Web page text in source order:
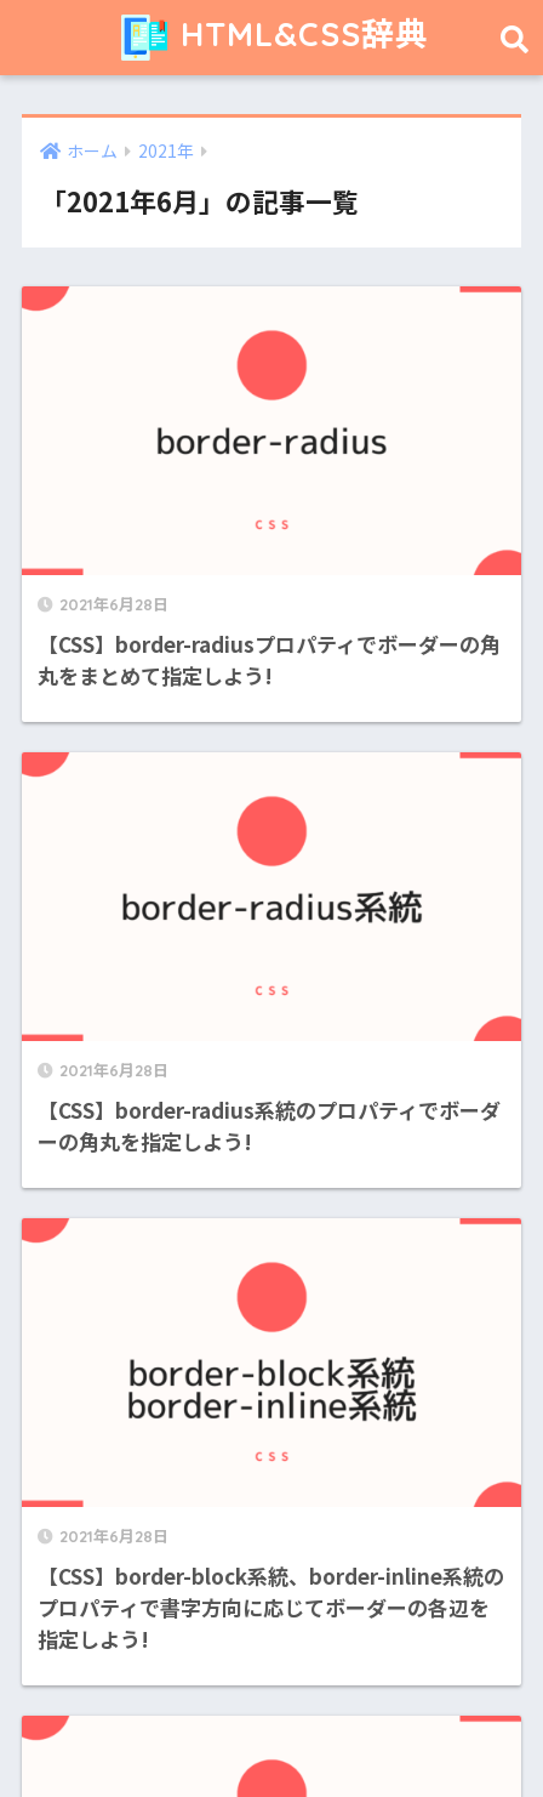
HTML&CSS辞典
ホーム 2021年
「2021年6月」の記事一覧
2021年6月28日
【CSS】border-radiusプロパティでボーダーの角
丸をまとめて指定しよう!
2021年6月28日
【CSS】border-radius系統のプロパティでボーダ
ーの角丸を指定しよう!
2021年6月28日
【CSS】border-block系統、border-inline系統の
プロパティで書字方向に応じてボーダーの各辺を
指定しよう!